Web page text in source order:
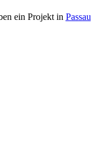
ein Projekt in Passau